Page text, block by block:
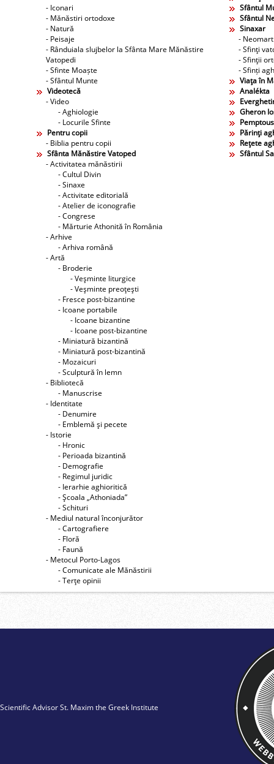
- Iconari
- Mănăstiri ortodoxe
- Natură
- Peisaje
- Rânduiala slujbelor la Sfânta Mare Mănăstire
Vatopedi
- Sfinte Moaște
- Sfântul Munte
Sfântul
Sfântul
Sinaxar
-
- Sfinţi
- Sfinţii
- Sfinți
Viaţa în
Videotecă
- Video
- Aghiologie
- Locurile Sfinte
Analékta
Gheron
Pentru copii
- Biblia pentru copii
Părinţi
Reţete
Sfânta Mănăstire Vatoped
- Activitatea mănăstirii
- Cultul Divin
- Sinaxe
- Activitate editorială
- Atelier de iconografie
- Congrese
- Mărturie Athonită în România
- Arhive
- Arhiva română
- Artă
- Broderie
- Veşminte liturgice
- Veşminte preoţeşti
- Fresce post-bizantine
- Icoane portabile
- Icoane bizantine
- Icoane post-bizantine
- Miniatură bizantină
- Miniatură post-bizantină
- Mozaicuri
- Sculptură în lemn
- Bibliotecă
- Manuscrise
- Identitate
- Denumire
- Emblemă şi pecete
- Istorie
- Hronic
- Perioada bizantină
- Demografie
- Regimul juridic
- Ierarhie aghioritică
- Şcoala „Athoniada”
- Schituri
- Mediul natural înconjurător
- Cartografiere
- Floră
- Faună
- Metocul Porto-Lagos
- Comunicate ale Mănăstirii
- Terţe opinii
Sfântul
Scientific Advisor St. Maxim the Greek Institute